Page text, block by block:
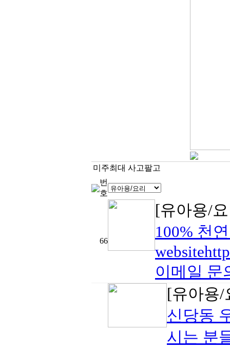
미주최대 사고팔고
번
호
66
[유아용/
100% 천
이메일 문
[유아용
신당동
시는 분